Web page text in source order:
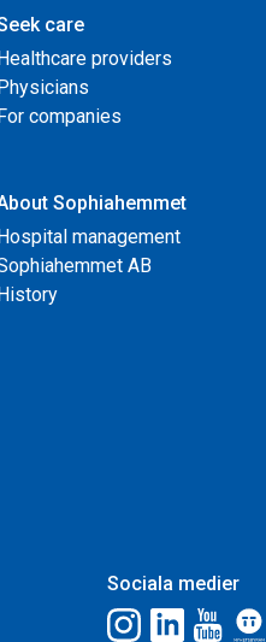
care
providers
companies
Sophiahemmet
management
AB
Sociala medier